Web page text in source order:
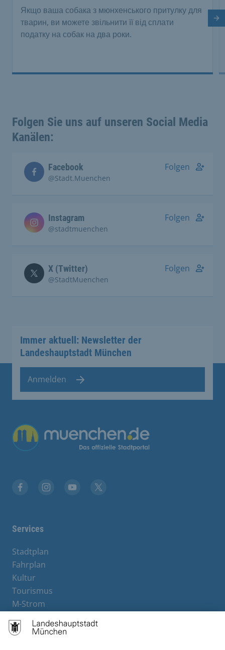
Якщо ваша собака з мюнхенського притулку для
тварин, ви можете звільнити її від сплати
податку на собак на два роки.
Folgen Sie uns auf unseren Social Media
Kanälen:
Facebook
@Stadt.Muenchen
Folgen
Instagram
@stadtmuenchen
Folgen
X (Twitter)
@StadtMuenchen
Folgen
Immer aktuell: Newsletter der
Landeshauptstadt München
Anmelden
Übergreifende Links
Services
Stadtplan
Fahrplan
Kultur
Tourismus
M-Strom
Hotels